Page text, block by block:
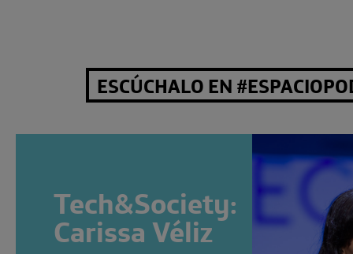
ESCÚCHALO EN
Tech&Society:
Carissa Véliz